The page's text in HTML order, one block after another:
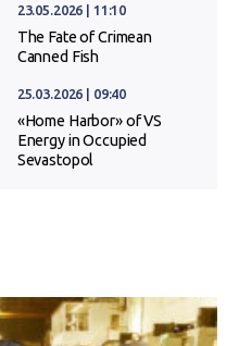
23.05.2026 | 11:10
The Fate of Crimean
Canned Fish
25.03.2026 | 09:40
«Home Harbor» of VS
Energy in Occupied
Sevastopol